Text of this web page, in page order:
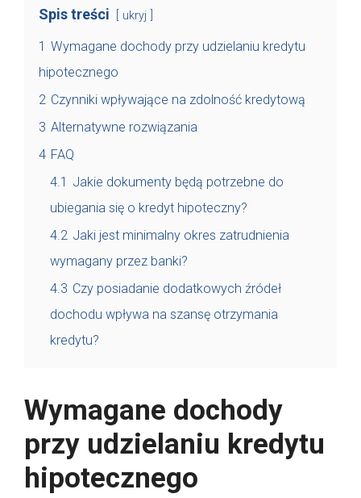
Spis treści ukryj
1 Wymagane dochody przy udzielaniu kredytu
hipotecznego
2 Czynniki wpływające na zdolność kredytową
3 Alternatywne rozwiązania
4 FAQ
4.1 Jakie dokumenty będą potrzebne do
ubiegania się o kredyt hipoteczny?
4.2 Jaki jest minimalny okres zatrudnienia
wymagany przez banki?
4.3 Czy posiadanie dodatkowych źródeł
dochodu wpływa na szansę otrzymania
kredytu?
Wymagane dochody
przy udzielaniu kredytu
hipotecznego